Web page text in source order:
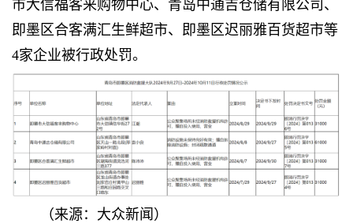
市大信福客来购物中心、青岛中通吉仓储有限公司、
即墨区合客满汇生鲜超市、即墨区迟丽雅百货超市等
4家企业被行政处罚。
（来源：大众新闻）